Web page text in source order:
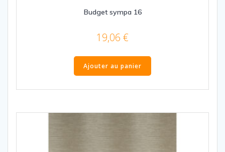
Budget sympa 16
19,06 €
Ajouter au panier